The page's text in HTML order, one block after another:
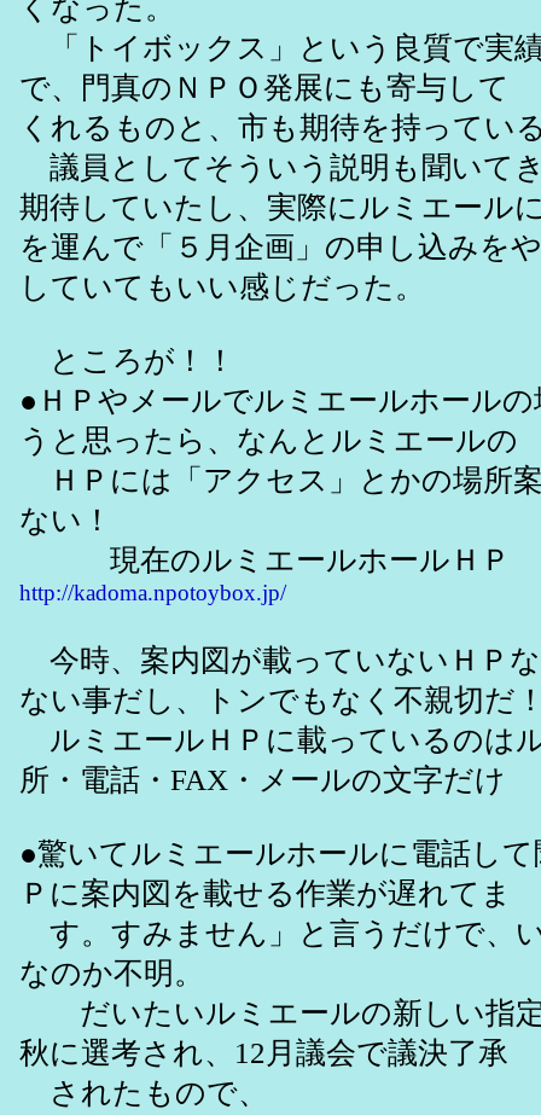
くなった。
「トイボックス」という良質で実
で、門真のＮＰＯ発展にも寄与して
くれるものと、市も期待を持ってい
議員としてそういう説明も聞いて
期待していたし、実際にルミエール
を運んで「５月企画」の申し込みを
していてもいい感じだった。
ところが！！
●ＨＰやメールでルミエールホール
うと思ったら、なんとルミエールの
ＨＰには「アクセス」とかの場所
ない！
現在のルミエールホールＨＰ
http://kadoma.npotoybox.jp/
今時、案内図が載っていないＨＰ
ない事だし、トンでもなく不親切だ
ルミエールＨＰに載っているのは
所・電話・FAX・メールの文字だけ
●驚いてルミエールホールに電話し
Ｐに案内図を載せる作業が遅れてま
す。すみません」と言うだけで、
なのか不明。
だいたいルミエールの新しい指定
秋に選考され、12月議会で議決了承
されたもので、